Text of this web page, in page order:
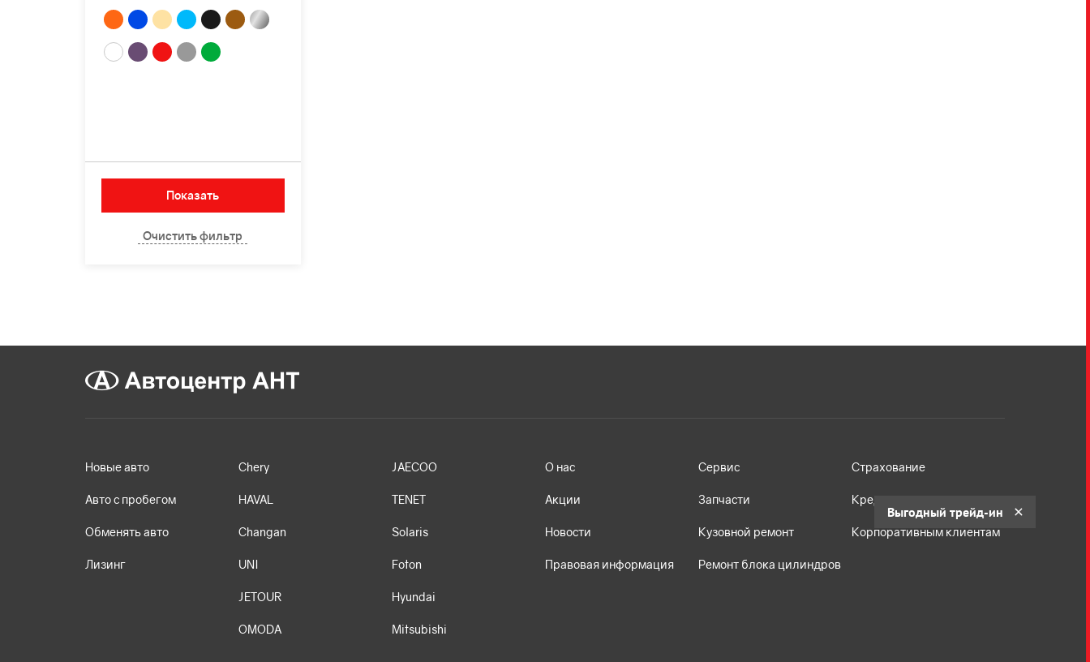
Новые авто
Авто с пробегом
Обменять авто
Лизинг
Chery
HAVAL
Changan
UNI
JETOUR
OMODA
JAECOO
TENET
Solaris
Foton
Hyundai
Mitsubishi
О нас
Акции
Новости
Правовая информация
Сервис
Запчасти
Кузовной ремонт
Ремонт блока цилиндров
Страхование
Кредит
Корпоративным клиентам
Выгодный трейд-ин